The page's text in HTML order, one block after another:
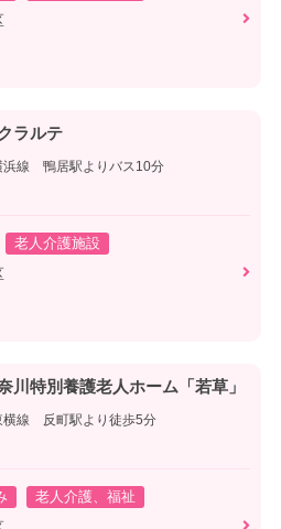
ラルテ
浜線 鴨居駅よりバス10分
老人介護施設
川特別養護老人ホーム「若草」
横線 反町駅より徒歩5分
老人介護、福祉